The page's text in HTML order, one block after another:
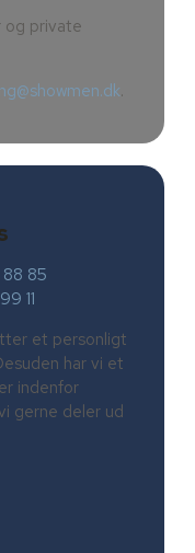
og private
.
85
11
et personligt
har vi et
indenfor
gerne deler ud